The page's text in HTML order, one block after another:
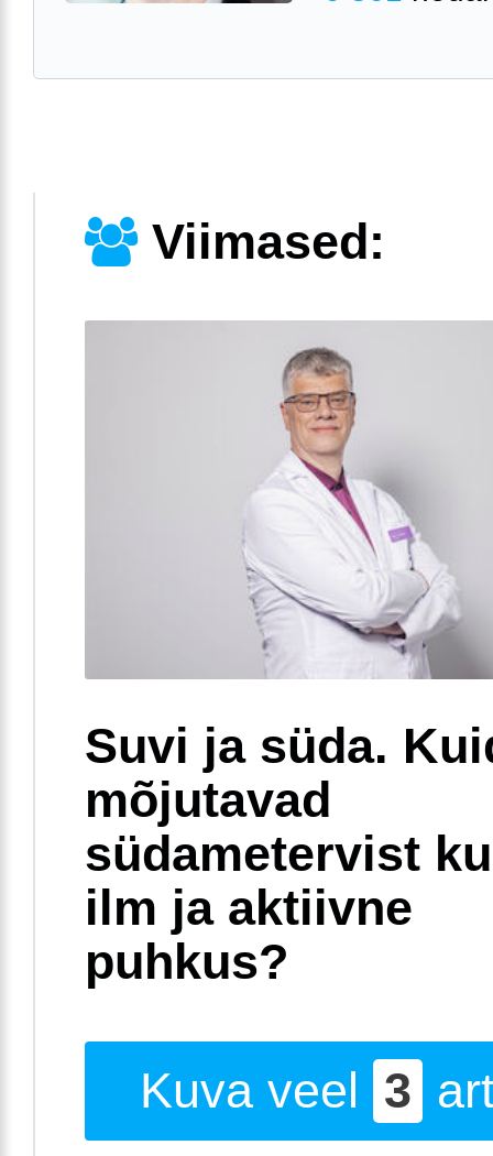
Viimased:
Suvi ja süda.
mõjutavad
südametervist
ilm ja aktiivne
puhkus?
Kuva veel 3